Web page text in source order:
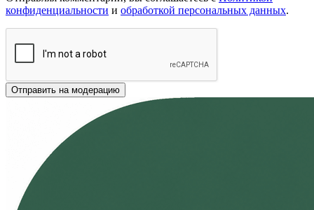
конфиденциальности и обработкой персональных данных.
Отправить на модерацию